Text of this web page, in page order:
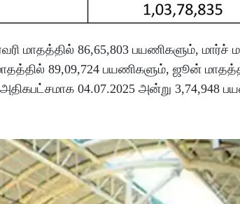
மாதத்தில் 86,65,803 பயணிகளும், மார்ச்
89,09,724 பயணிகளும், ஜூன்
04.07.2025 அன்று 3,74,948